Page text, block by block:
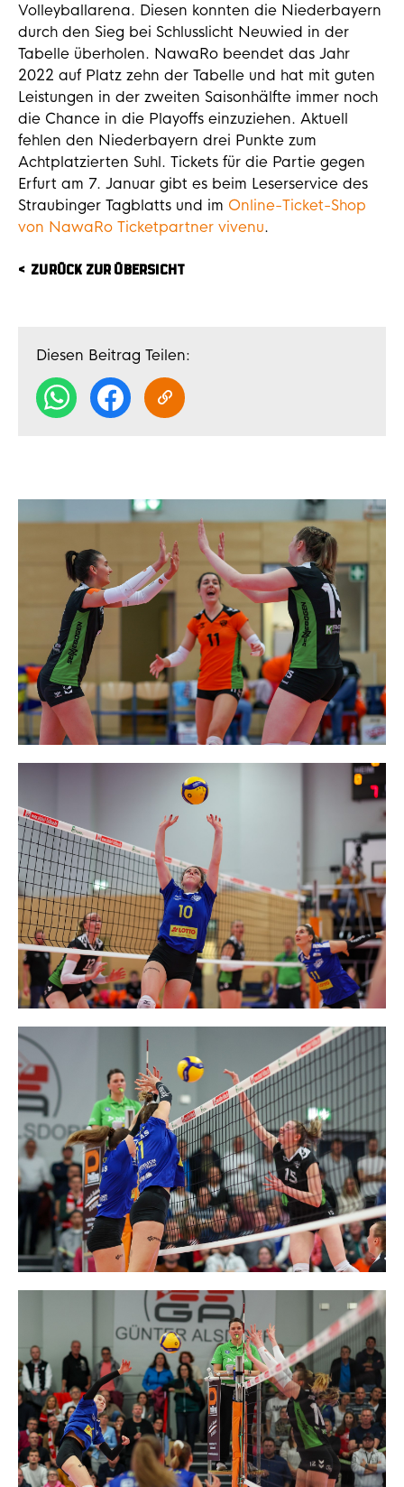
Volleyballarena. Diesen konnten die Niederbayern
durch den Sieg bei Schlusslicht Neuwied in der
Tabelle überholen. NawaRo beendet das Jahr
2022 auf Platz zehn der Tabelle und hat mit guten
Leistungen in der zweiten Saisonhälfte immer noch
die Chance in die Playoffs einzuziehen. Aktuell
fehlen den Niederbayern drei Punkte zum
Achtplatzierten Suhl. Tickets für die Partie gegen
Erfurt am 7. Januar gibt es beim Leserservice des
Straubinger Tagblatts und im Online-Ticket-Shop
von NawaRo Ticketpartner vivenu.
ZURÜCK ZUR ÜBERSICHT
Diesen Beitrag Teilen: